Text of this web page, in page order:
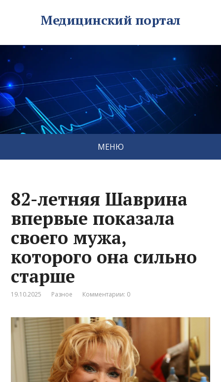
Медицинский портал
МЕНЮ
82-летняя Шаврина
впервые показала
своего мужа,
которого она сильно
старше
19.10.2025 Разное Комментарии: 0